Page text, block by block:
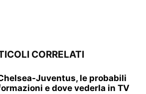
CORRELATI
Juventus, le probabili
e dove vederla in TV